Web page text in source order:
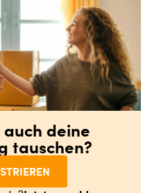
deine
tauschen?